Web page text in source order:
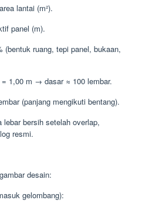
lantai (m²).
panel (m).
(bentuk ruang, tepi panel, bukaan,
1,00 m → dasar ≈ 100 lembar.
(panjang mengikuti bentang).
bersih setelah overlap,
resmi.
desain:
gelombang):